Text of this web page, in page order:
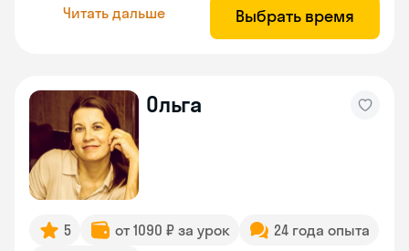
Читать дальше Выбрать время
Ольга
5 от 1090 ₽ за урок
24 года опыта